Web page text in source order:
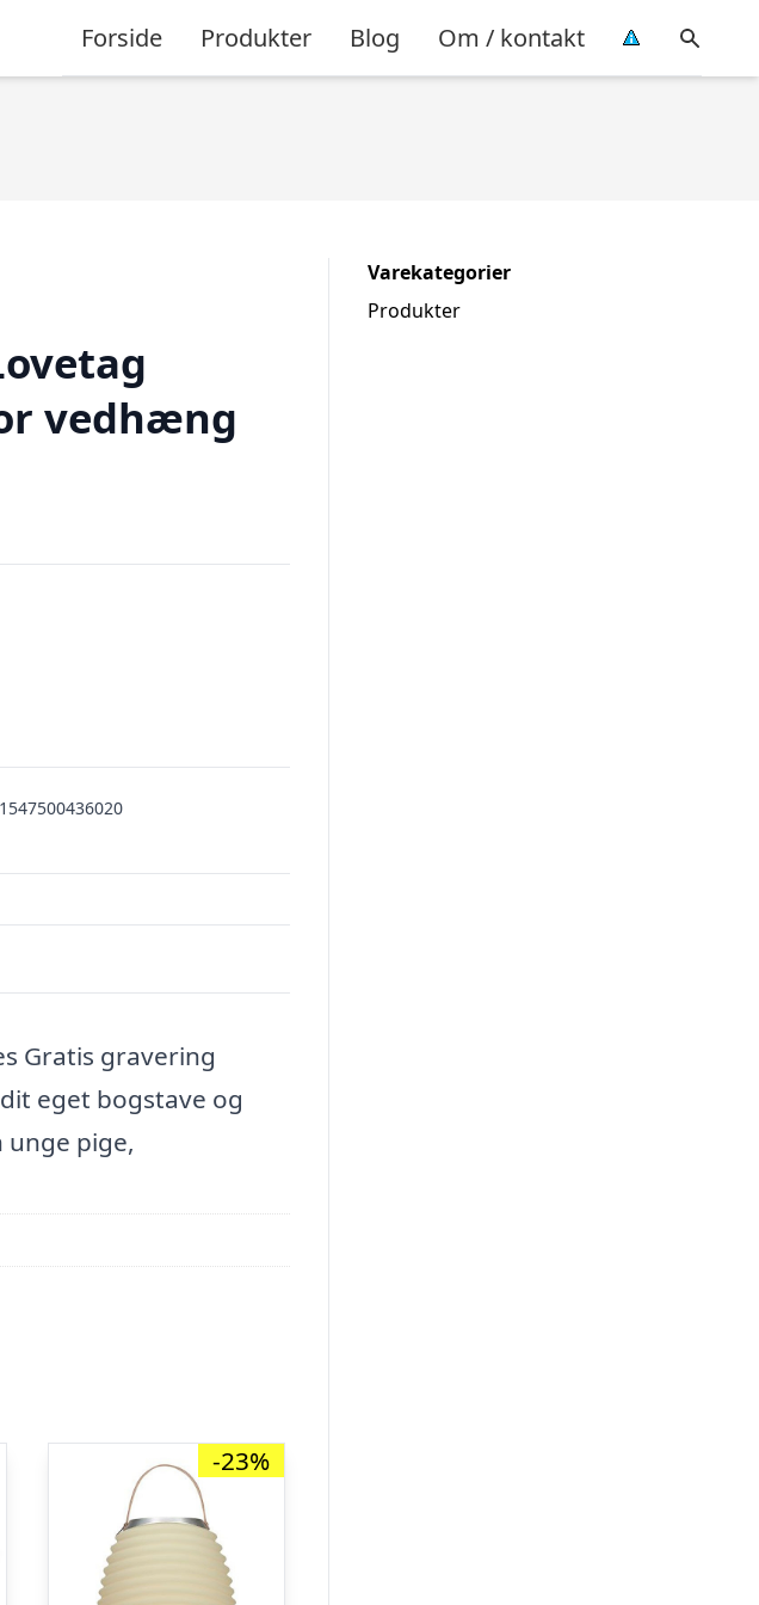
Forside Produkter Blog Om / kontakt
vedhæng
Gratis gravering
eget bogstave og
unge pige,
-23%
Varekategorier
Produkter